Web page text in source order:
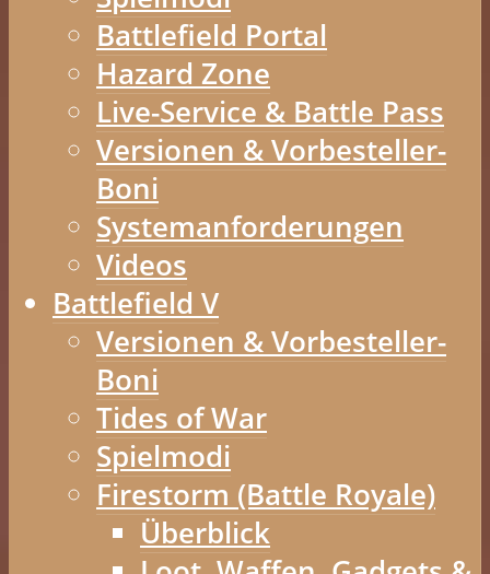
Battlefield Portal
Hazard Zone
Live-Service & Battle Pass
Versionen & Vorbesteller-
Boni
Systemanforderungen
Videos
Battlefield V
Versionen & Vorbesteller-
Boni
Tides of War
Spielmodi
Firestorm (Battle Royale)
Überblick